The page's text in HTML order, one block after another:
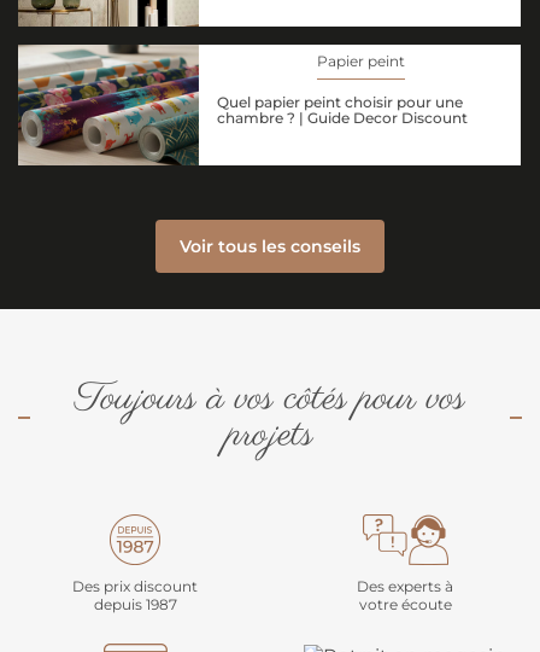
Papier peint
Quel papier peint choisir pour une
chambre ? | Guide Decor Discount
Voir tous les conseils
Toujours à vos côtés pour vos
projets
Des prix discount
depuis 1987
Des experts à
votre écoute